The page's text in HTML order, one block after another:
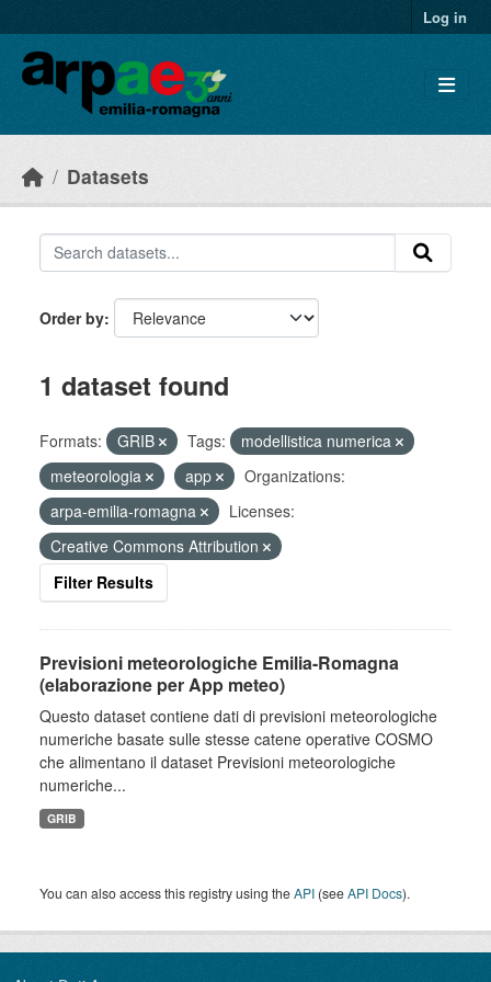
Log in
Datasets
Order by
1 dataset found
Formats: GRIB Tags:
modellistica numerica
meteorologia
app
Organizations:
arpa-emilia-romagna
Licenses:
Creative Commons Attribution
Filter Results
Previsioni meteorologiche Emilia-Romagna
(elaborazione per App meteo)
Questo dataset contiene dati di previsioni meteorologiche
numeriche basate sulle stesse catene operative COSMO
che alimentano il dataset Previsioni meteorologiche
numeriche...
GRIB
You can also access this registry using theAPI (seeAPI Docs).